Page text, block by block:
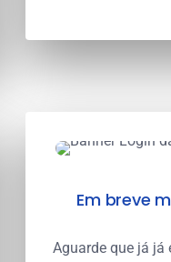
Em breve
Aguarde que já